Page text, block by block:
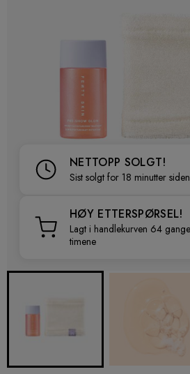
NETTOPP SOLGT!
Sist solgt for 18 minutter siden
HØY ETTERSPØRSEL!
Lagt i handlekurven 64
timene